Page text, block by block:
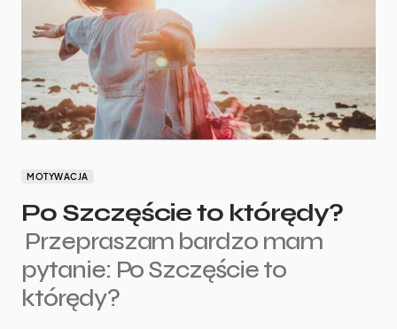
MOTYWACJA
Po Szczęście to którędy?
Przepraszam bardzo mam
pytanie: Po Szczęście to
którędy?